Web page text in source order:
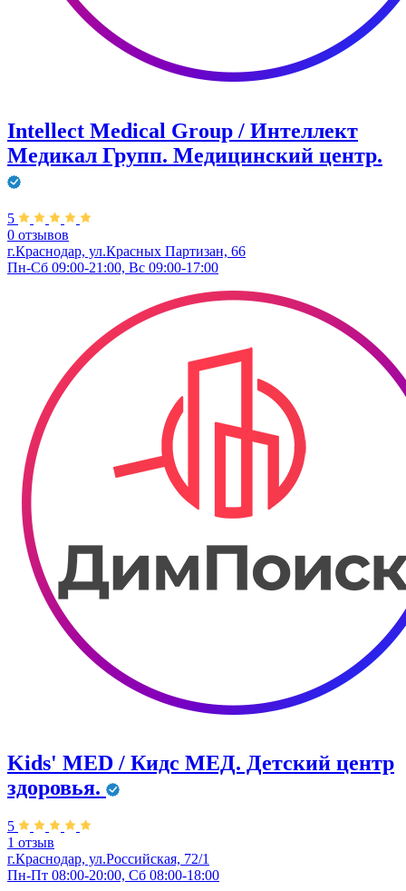
Intellect Medical Group / Интеллект
Медикал Групп. Медицинский центр.
5
0 отзывов
г.Краснодар, ул.Красных Партизан, 66
Пн-Сб 09:00-21:00, Вс 09:00-17:00
Kids' MED / Кидс МЕД. Детский центр
здоровья.
5
1 отзыв
г.Краснодар, ул.Российская, 72/1
Пн-Пт 08:00-20:00, Сб 08:00-18:00